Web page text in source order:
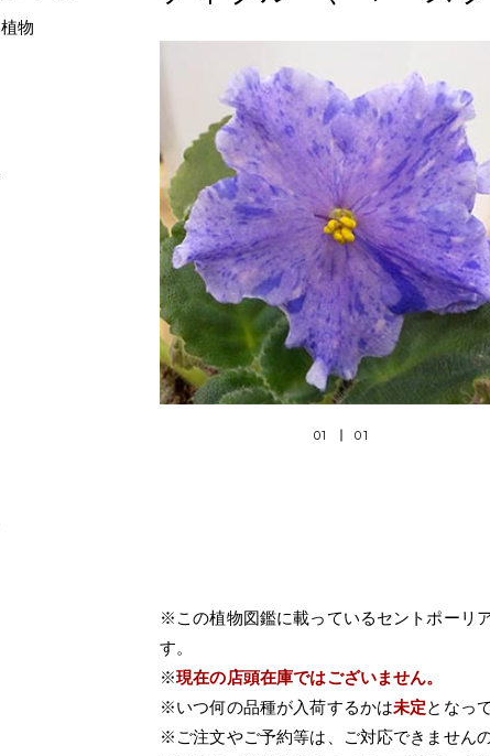
01 01
※この植物図鑑に載っているセントポーリ
す。
※現在の店頭在庫ではございません。
※いつ何の品種が入荷するかは未定となっ
※ご注文やご予約等は、ご対応できません
物